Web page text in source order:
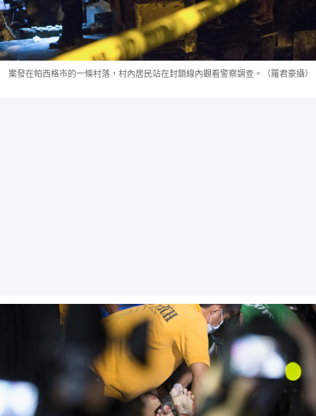
案發在帕西格市的一條村落，村內居民站在封鎖線內觀看警察調查。（羅君豪攝）